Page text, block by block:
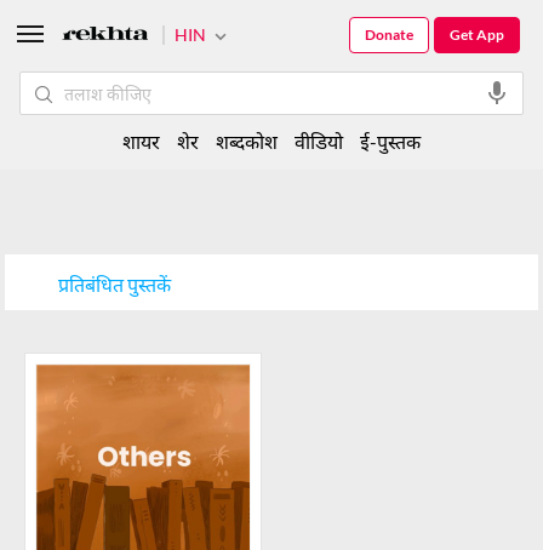
प्रतिबंधित पुस्तकें
HIN Get App
Donate
शायर शेर शब्दकोश वीडियो ई-पुस्तक